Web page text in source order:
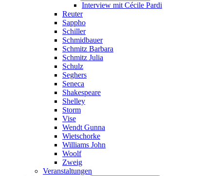
Interview mit Cécile Pardi
Reuter
Sappho
Schiller
Schmidbauer
Schmitz Barbara
Schmitz Julia
Schulz
Seghers
Seneca
Shakespeare
Shelley
Storm
Vise
Wendt Gunna
Wietschorke
Williams John
Woolf
Zweig
Veranstaltungen